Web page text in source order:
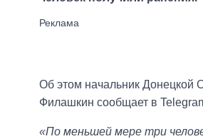
Об этом начальник Донецкой
Филашкин сообщает в
«По меньшей мере три